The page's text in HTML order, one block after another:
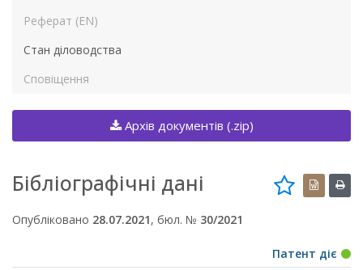
Реферат (EN)
Стан діловодства
Сповіщення
Архів документів (.zip)
Бібліографічні дані
Опубліковано 28.07.2021, бюл. № 30/2021
Патент діє